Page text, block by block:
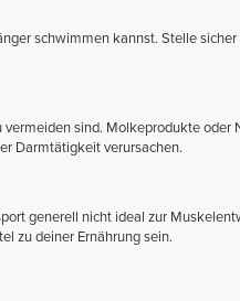
schwimmen kannst. Stelle
sind. Molkeprodukte oder
Darmtätigkeit verursachen.
generell nicht ideal zur
zu deiner Ernährung sein.